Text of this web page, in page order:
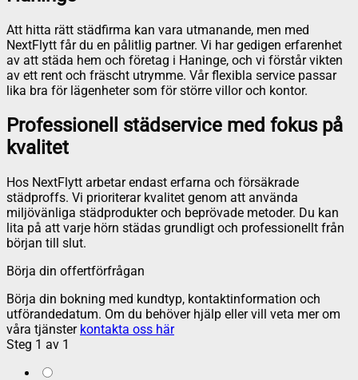
Att hitta rätt städfirma kan vara utmanande, men med
NextFlytt får du en pålitlig partner. Vi har gedigen erfarenhet
av att städa hem och företag i Haninge, och vi förstår vikten
av ett rent och fräscht utrymme. Vår flexibla service passar
lika bra för lägenheter som för större villor och kontor.
Professionell städservice med fokus på
kvalitet
Hos NextFlytt arbetar endast erfarna och försäkrade
städproffs. Vi prioriterar kvalitet genom att använda
miljövänliga städprodukter och beprövade metoder. Du kan
lita på att varje hörn städas grundligt och professionellt från
början till slut.
Börja din offertförfrågan
Börja din bokning med kundtyp, kontaktinformation och
utförandedatum. Om du behöver hjälp eller vill veta mer om
våra tjänster kontakta oss här
Steg 1 av 1